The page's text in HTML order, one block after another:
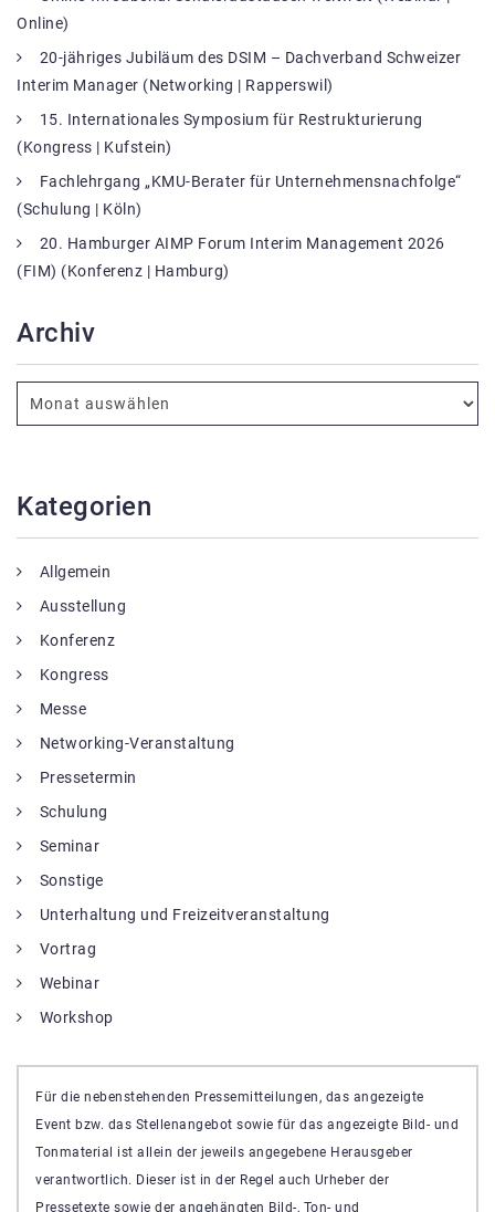
Online)
20-jähriges Jubiläum des DSIM – Dachverband Schweizer
Interim Manager (Networking | Rapperswil)
15. Internationales Symposium für Restrukturierung
(Kongress | Kufstein)
Fachlehrgang „KMU-Berater für Unternehmensnachfolge“
(Schulung | Köln)
20. Hamburger AIMP Forum Interim Management 2026
(FIM) (Konferenz | Hamburg)
Archiv
Kategorien
Allgemein
Ausstellung
Konferenz
Kongress
Messe
Networking-Veranstaltung
Pressetermin
Schulung
Seminar
Sonstige
Unterhaltung und Freizeitveranstaltung
Vortrag
Webinar
Workshop
Für die nebenstehenden Pressemitteilungen, das angezeigte
Event bzw. das Stellenangebot sowie für das angezeigte Bild- und
Tonmaterial ist allein der jeweils angegebene Herausgeber
verantwortlich. Dieser ist in der Regel auch Urheber der
Pressetexte sowie der angehängten Bild-, Ton- und